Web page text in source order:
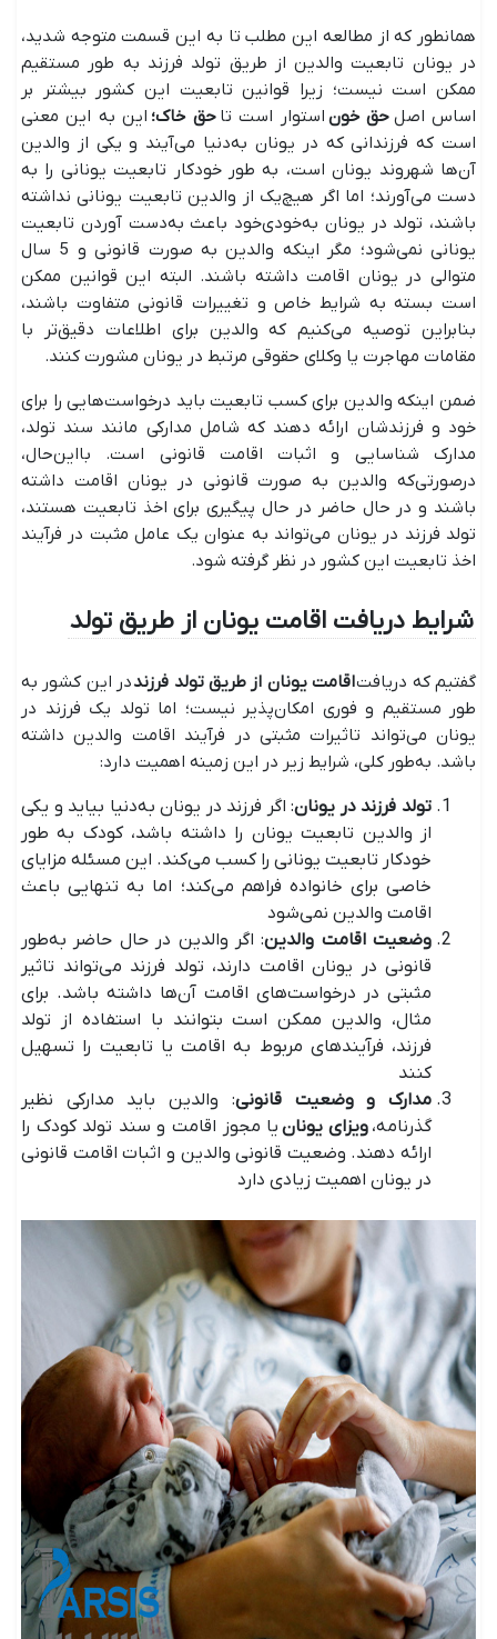
همانطور که از مطالعه این مطلب تا به این قسمت متوجه شدید،
در یونان تابعیت والدین از طریق تولد فرزند به طور مستقیم
ممکن است نیست؛ زیرا قوانین تابعیت این کشور بیشتر بر
اساس اصل حق خوناستوار است تاحق خاک؛ این به این معنی
است که فرزندانی که در یونان به‌دنیا می‌آیند و یکی از والدین
آن‌ها شهروند یونان است، به طور خودکار تابعیت یونانی را به
دست می‌آورند؛ اما اگر هیچ‌یک از والدین تابعیت یونانی نداشته
باشند، تولد در یونان به‌خودی‌خود باعث به‌دست آوردن تابعیت
یونانی نمی‌شود؛ مگر اینکه والدین به صورت قانونی و 5 سال
متوالی در یونان اقامت داشته باشند. البته این قوانین ممکن
است بسته به شرایط خاص و تغییرات قانونی متفاوت باشند،
بنابراین توصیه می‌کنیم که والدین برای اطلاعات دقیق‌تر با
مقامات مهاجرت یا وکلای حقوقی مرتبط در یونان مشورت کنند.
ضمن اینکه والدین برای کسب تابعیت باید درخواست‌هایی را برای
خود و فرزندشان ارائه دهند که شامل مدارکی مانند سند تولد،
مدارک شناسایی و اثبات اقامت قانونی است. بااین‌حال،
درصورتی‌که والدین به صورت قانونی در یونان اقامت داشته
باشند و در حال حاضر در حال پیگیری برای اخذ تابعیت هستند،
تولد فرزند در یونان می‌تواند به عنوان یک عامل مثبت در فرآیند
اخذ تابعیت این کشور در نظر گرفته شود.
شرایط دریافت اقامت یونان از طریق تولد
گفتیم که دریافتاقامت یونان از طریق تولد فرزنددر این کشور به
طور مستقیم و فوری امکان‌پذیر نیست؛ اما تولد یک فرزند در
یونان می‌تواند تاثیرات مثبتی در فرآیند اقامت والدین داشته
باشد. به‌طور کلی، شرایط زیر در این زمینه اهمیت دارد:
تولد فرزند در یونان: اگر فرزند در یونان به‌دنیا بیاید و یکی
از والدین تابعیت یونان را داشته باشد، کودک به طور
خودکار تابعیت یونانی را کسب می‌کند. این مسئله مزایای
خاصی برای خانواده فراهم می‌کند؛ اما به تنهایی باعث
اقامت والدین نمی‌شود
وضعیت اقامت والدین: اگر والدین در حال حاضر به‌طور
قانونی در یونان اقامت دارند، تولد فرزند می‌تواند تاثیر
مثبتی در درخواست‌های اقامت آن‌ها داشته باشد. برای
مثال، والدین ممکن است بتوانند با استفاده از تولد
فرزند، فرآیندهای مربوط به اقامت یا تابعیت را تسهیل
کنند
مدارک و وضعیت قانونی: والدین باید مدارکی نظیر
گذرنامه، ویزای یونان یا مجوز اقامت و سند تولد کودک را
ارائه دهند. وضعیت قانونی والدین و اثبات اقامت قانونی
در یونان اهمیت زیادی دارد